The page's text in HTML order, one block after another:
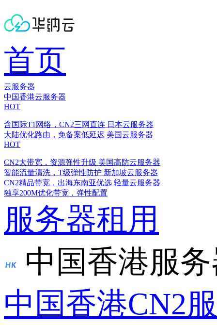
首页
云服务器
中国香港云服务器
HOT
含国际T1网络，CN2三网直连 日本云服务器
大陆优化路由，免备案低延迟 美国云服务器
HOT
CN2大带宽，资源弹性升级 美国高防云服务器
智能流量清洗，T级弹性防护 新加坡云服务器
CN2精品带宽，出海东南亚优选 轻量云服务器
独享200M优化带宽，弹性配置
服务器租用
中国香港服
中国香港CN2